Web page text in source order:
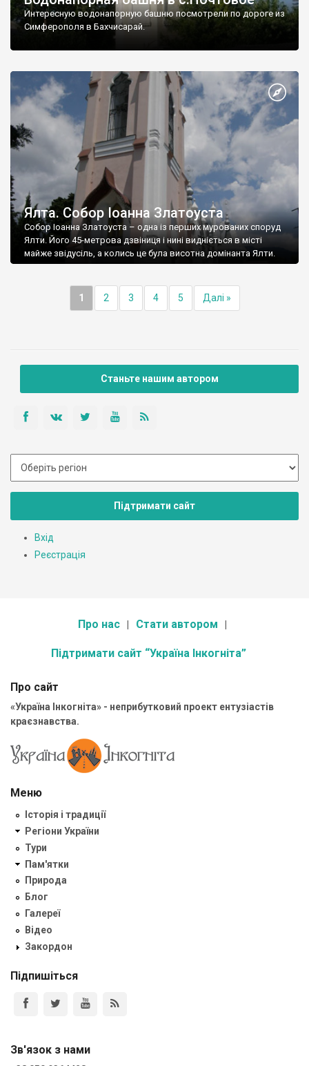
Интересную водонапорную башню посмотрели по дороге из
Симферополя в Бахчисарай.
Ялта. Собор Іоанна Златоуста
Собор Іоанна Златоуста – одна із перших мурованих споруд
Ялти. Його 45-метрова дзвіниця і нині видніється в місті
майже звідусіль, а колись це була висотна домінанта Ялти.
1 2 3 4 5 Далі »
Станьте нашим автором
Підтримати сайт
Вхід
Реєстрація
Про нас Стати автором
Підтримати сайт “Україна Інкогніта”
Про сайт
«Україна Інкогніта» - неприбутковий проект ентузіастів
краєзнавства.
Меню
Історія і традиції
Регіони України
Тури
Пам'ятки
Природа
Блог
Галереї
Відео
Закордон
Підпишіться
Зв'язок з нами